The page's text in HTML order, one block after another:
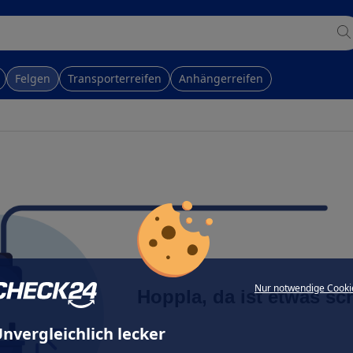
Nur notwendige
lecker
Felgen Transporterreifen Anhängerreifen
Hoppla, da ist etwas